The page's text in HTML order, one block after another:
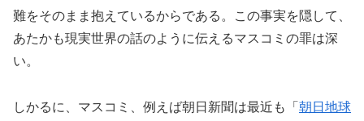
難をそのまま抱えているからである。この事実を隠して、
あたかも現実世界の話のように伝えるマスコミの罪は深
い。
しかるに、マスコミ、例えば朝日新聞は最近も「 朝日地球